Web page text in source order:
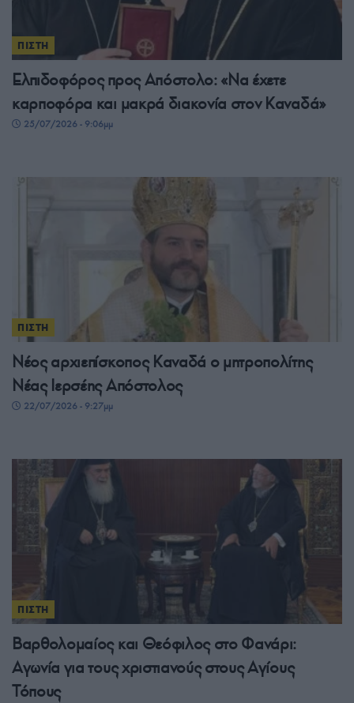
ΠΙΣΤΗ
Ελπιδοφόρος προς Απόστολο: «Να έχετε
καρποφόρα και μακρά διακονία στον Καναδά»
25/07/2026 - 9:06μμ
ΠΙΣΤΗ
Νέος αρχιεπίσκοπος Καναδά ο μητροπολίτης
Νέας Ιερσέης Απόστολος
22/07/2026 - 9:27μμ
ΠΙΣΤΗ
Βαρθολομαίος και Θεόφιλος στο Φανάρι:
Αγωνία για τους χριστιανούς στους Αγίους
Τόπους